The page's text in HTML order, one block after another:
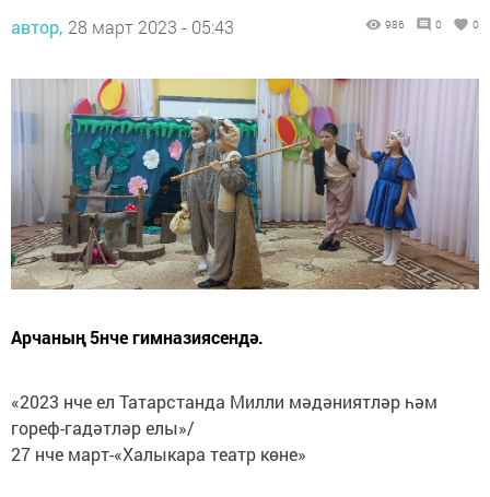
автор, 28 март 2023 - 05:43 986 0 0
Арчаның 5нче гимназиясендә.
«2023 нче ел Татарстанда Милли мәдәниятләр һәм
гореф-гадәтләр елы»/
27 нче март-«Халыкара театр көне»